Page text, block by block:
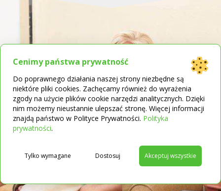
Cenimy państwa prywatność
Do poprawnego działania naszej strony niezbędne są
niektóre pliki cookies. Zachęcamy również do wyrażenia
zgody na użycie plików cookie narzędzi analitycznych. Dzięki
nim możemy nieustannie ulepszać stronę. Więcej informacji
znajdą państwo w Polityce Prywatności. Polityka
prywatności.
Dostosuj
Tylko wymagane Akceptuj wszystkie